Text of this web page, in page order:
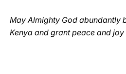
May Almighty God abundantly
Kenya and grant peace and